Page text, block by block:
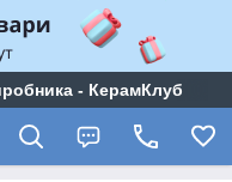
- КерамКлуб